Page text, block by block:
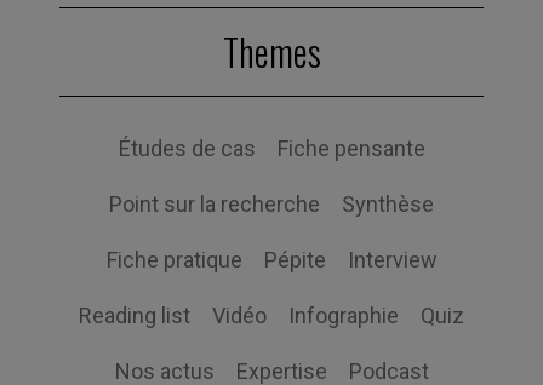
Themes
Études de cas Fiche pensante
Point sur la recherche Synthèse
Fiche pratique Pépite Interview
Reading list Vidéo Infographie Quiz
Nos actus Expertise Podcast